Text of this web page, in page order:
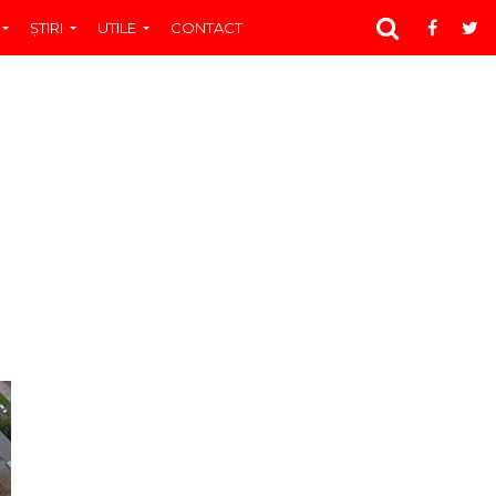
ŞTIRI UTILE CONTACT